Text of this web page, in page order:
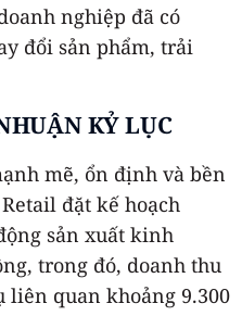
nghiệp đã có
đổi sản phẩm, trải
KỶ LỤC
mẽ, ổn định và bền
đặt kế hoạch
sản xuất kinh
trong đó, doanh thu
liên quan khoảng 9.300